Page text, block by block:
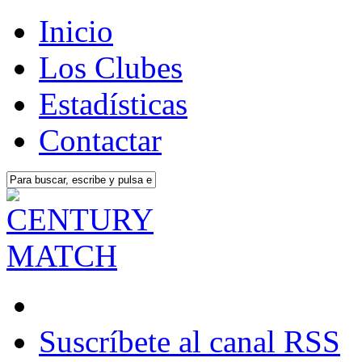
Inicio
Los Clubes
Estadísticas
Contactar
Suscríbete al canal RSS